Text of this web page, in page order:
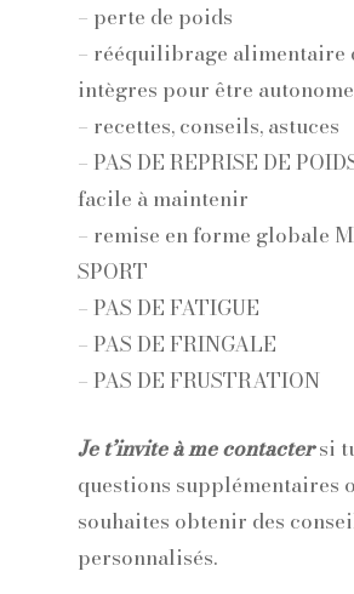
– perte de poids
– rééquilibrage alimentaire
intègres pour être
– recettes, conseils, astuces
– PAS DE REPRISE DE
facile à maintenir
– remise en forme globale
SPORT
– PAS DE FATIGUE
– PAS DE FRINGALE
– PAS DE FRUSTRATION
Je t’invite à me contactersi
questions supplémentaires
souhaites obtenir des
personnalisés.